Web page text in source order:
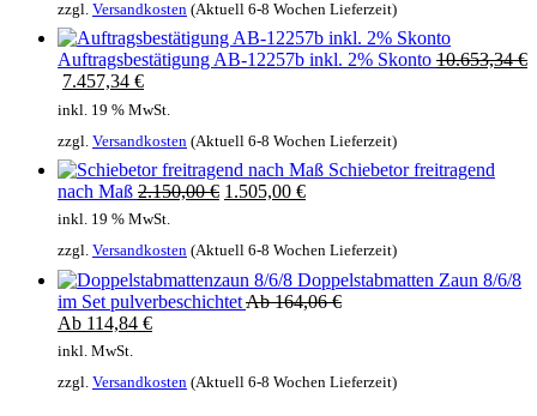
2.978,24 €.
zzgl. Versandkosten (Aktuell 6-8 Wochen Lieferzeit)
Auftragsbestätigung AB-12257b inkl. 2% Skonto 10.653,34€
Aktueller
Preis
10.653,34 €.
7.457,34 €
inkl. 19 % MwSt.
zzgl. Versandkosten (Aktuell 6-8 Wochen Lieferzeit)
Schiebetor freitragend
nach Maß Ursprünglicher
Preis
2.150,00 €
2.150,00€Aktueller
2.150,00 €.
1.505,00 €
inkl. 19 % MwSt.
zzgl. Versandkosten (Aktuell 6-8 Wochen Lieferzeit)
Doppelstabmatten Zaun 8/6/8
im Set pulverbeschichtetAb164,06€
Ab 114,84 €
inkl. MwSt.
zzgl. Versandkosten (Aktuell 6-8 Wochen Lieferzeit)